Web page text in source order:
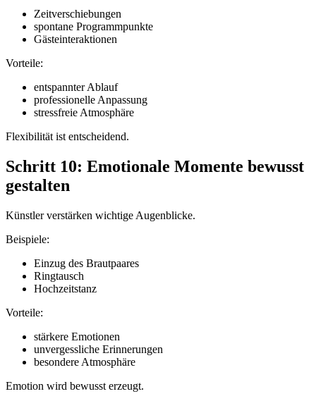
Zeitverschiebungen
spontane Programmpunkte
Gästeinteraktionen
Vorteile:
entspannter Ablauf
professionelle Anpassung
stressfreie Atmosphäre
Flexibilität ist entscheidend.
Schritt 10: Emotionale Momente bewusst
gestalten
Künstler verstärken wichtige Augenblicke.
Beispiele:
Einzug des Brautpaares
Ringtausch
Hochzeitstanz
Vorteile:
stärkere Emotionen
unvergessliche Erinnerungen
besondere Atmosphäre
Emotion wird bewusst erzeugt.